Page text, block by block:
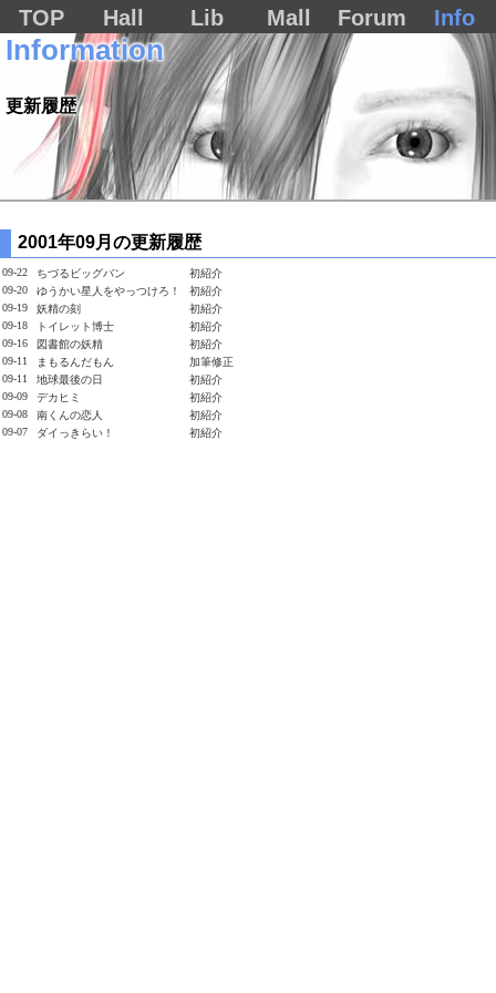
TOP Hall Lib Mall Forum Info
Information
更新履歴
2001年09月の更新履歴
09-22 ちづるビッグバン
初紹介
09-20
ゆうかい星人をやっつけろ！
初紹介
09-19
妖精の刻
初紹介
09-18
トイレット博士
初紹介
09-16
図書館の妖精
初紹介
09-11
まもるんだもん
加筆修正
09-11
地球最後の日
初紹介
09-09
デカヒミ
初紹介
09-08
南くんの恋人
初紹介
09-07
ダイっきらい！ 初紹介